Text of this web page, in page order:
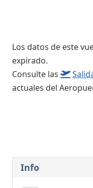
Los datos de este
expirado.
Consulte las
actuales del
Info